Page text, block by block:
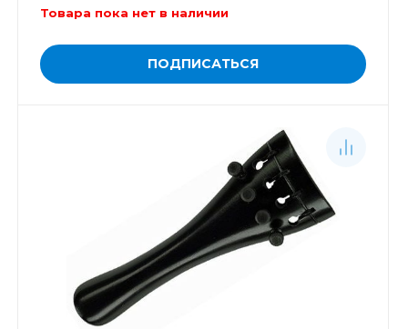
Товара пока нет в наличии
ПОДПИСАТЬСЯ